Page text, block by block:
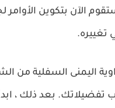
الآن بتكوين الأوامر
تغييره.
اليمنى السفلية من
تفضيلاتك. بعد ذلك ،